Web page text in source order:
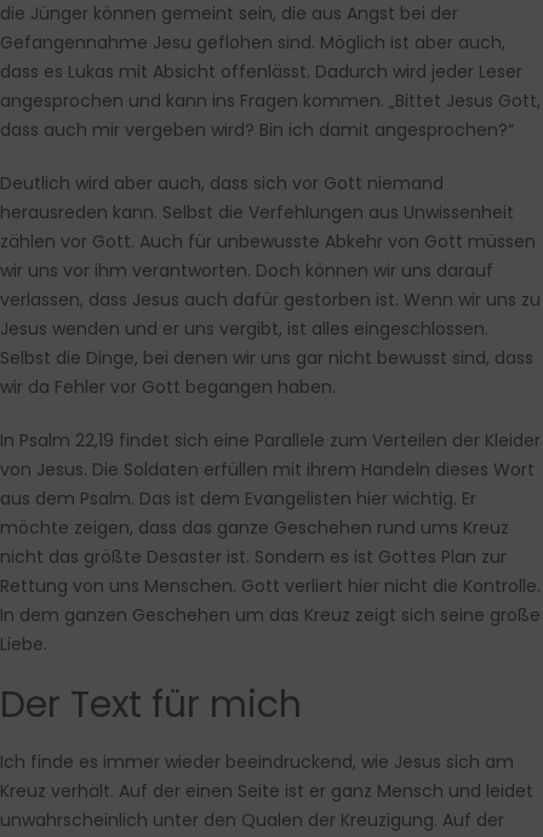
die Jünger können gemeint sein, die aus Angst bei der
Gefangennahme Jesu geflohen sind. Möglich ist aber auch,
dass es Lukas mit Absicht offenlässt. Dadurch wird jeder Leser
angesprochen und kann ins Fragen kommen. „Bittet Jesus Gott,
dass auch mir vergeben wird? Bin ich damit angesprochen?“
Deutlich wird aber auch, dass sich vor Gott niemand
herausreden kann. Selbst die Verfehlungen aus Unwissenheit
zählen vor Gott. Auch für unbewusste Abkehr von Gott müssen
wir uns vor ihm verantworten. Doch können wir uns darauf
verlassen, dass Jesus auch dafür gestorben ist. Wenn wir uns zu
Jesus wenden und er uns vergibt, ist alles eingeschlossen.
Selbst die Dinge, bei denen wir uns gar nicht bewusst sind, dass
wir da Fehler vor Gott begangen haben.
In Psalm 22,19 findet sich eine Parallele zum Verteilen der Kleider
von Jesus. Die Soldaten erfüllen mit ihrem Handeln dieses Wort
aus dem Psalm. Das ist dem Evangelisten hier wichtig. Er
möchte zeigen, dass das ganze Geschehen rund ums Kreuz
nicht das größte Desaster ist. Sondern es ist Gottes Plan zur
Rettung von uns Menschen. Gott verliert hier nicht die Kontrolle.
In dem ganzen Geschehen um das Kreuz zeigt sich seine große
Liebe.
Der Text für mich
Ich finde es immer wieder beeindruckend, wie Jesus sich am
Kreuz verhält. Auf der einen Seite ist er ganz Mensch und leidet
unwahrscheinlich unter den Qualen der Kreuzigung. Auf der